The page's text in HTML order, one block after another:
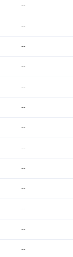
--
--
--
--
--
--
--
--
--
--
--
--
--